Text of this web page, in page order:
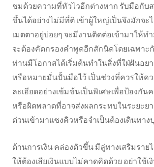
ชมด้วยความที่หัวไวอีกต่างหาก รับมือกับ
ขึ้นได้อย่างไม่มีที่ติ เข้าผู้ใหญ่เป็นจึงมักจะ
เมตตาอยู่บ่อยๆ จะมีงานติดต่อเข้ามาให้ท
จะต้องคัดกรองคำพูดอีกสักนิดโดยเฉพาะ
ท่านมีโอกาสได้เริ่มต้นทำในสิ่งที่ใฝ่ฝันอย
หรือหมายมั่นปั้นมือไว้ เป็นช่วงที่ควรให้คว
ละเอียดอย่างเข้มข้นเป็นพิเศษเพื่อป้องกัน
หรือผิดพลาดที่อาจส่งผลกระทบในระยะย
ด่วนเข้ามาแซงคิวหรือจำเป็นต้องเดินทาง
ด้านการเงิน คล่องตัวขึ้น มีลู่ทางเสริมราย
ให้ต้องเสียเงินแบบไม่คาดคิดด้วย อย่าใช้เ